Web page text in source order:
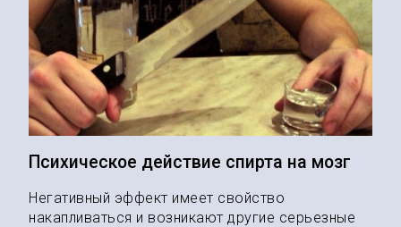
Психическое действие спирта на мозг
Негативный эффект имеет свойство
накапливаться и возникают другие серьезные